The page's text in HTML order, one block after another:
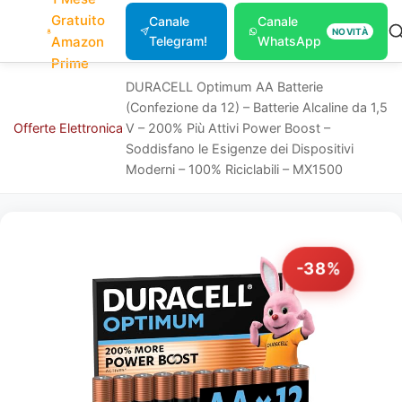
Gratuito
Amazon
Prime
Canale
Telegram!
Canale
WhatsApp
NOVITÀ
Offerte Elettronica
DURACELL Optimum AA Batterie
(Confezione da 12​) – Batterie Alcaline da 1,5
V – 200% Più Attivi Power Boost –
Soddisfano le Esigenze dei Dispositivi
Moderni – 100% Riciclabili – MX1500
-38%